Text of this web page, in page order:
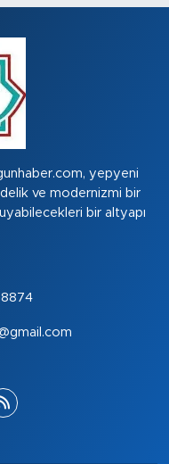
yepyeni
ve modernizmi bir
bir altyapı